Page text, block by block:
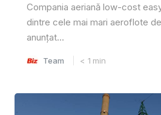
Compania aeriană low-cost
dintre cele mai mari aeroflote
anunțat...
Team < 1 min